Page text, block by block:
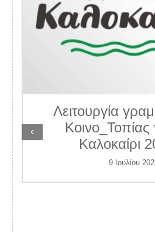
Λειτουργία
Κοινο_Τοπίας
Καλοκαίρι
9 Ιουλίου
‹